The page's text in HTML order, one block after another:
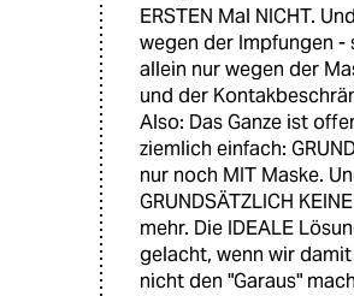
ERSTEN Mal NICHT.
wegen der Impfungen -
allein nur wegen der
und der
Also: Das Ganze ist
ziemlich einfach:
nur noch MIT Maske.
GRUNDSÄTZLICH
mehr. Die IDEALE
gelacht, wenn wir damit
nicht den "Garaus"